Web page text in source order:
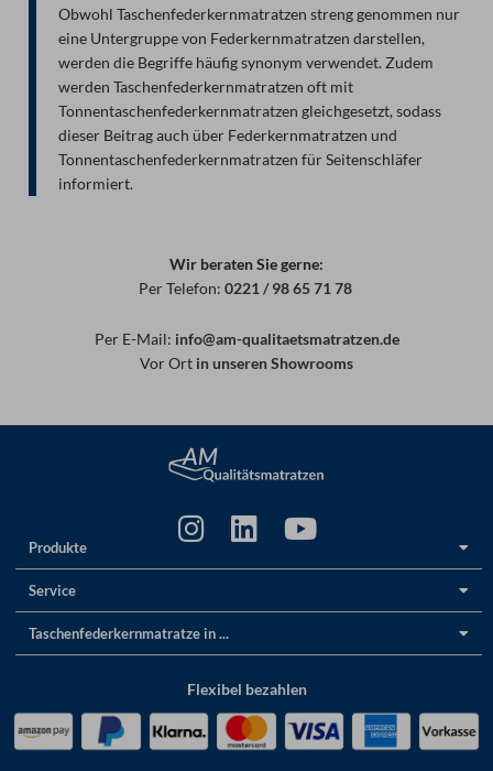
Obwohl Taschenfederkernmatratzen streng genommen nur
eine Untergruppe von Federkernmatratzen darstellen,
werden die Begriffe häufig synonym verwendet. Zudem
werden Taschenfederkernmatratzen oft mit
Tonnentaschenfederkernmatratzen gleichgesetzt, sodass
dieser Beitrag auch über Federkernmatratzen und
Tonnentaschenfederkernmatratzen für Seitenschläfer
informiert.
Wir beraten Sie gerne:
Per Telefon: 0221 / 98 65 71 78
Per E-Mail: info@am-qualitaetsmatratzen.de
Vor Ort in unseren Showrooms
Produkte
Service
Taschenfederkernmatratze in ...
Flexibel bezahlen